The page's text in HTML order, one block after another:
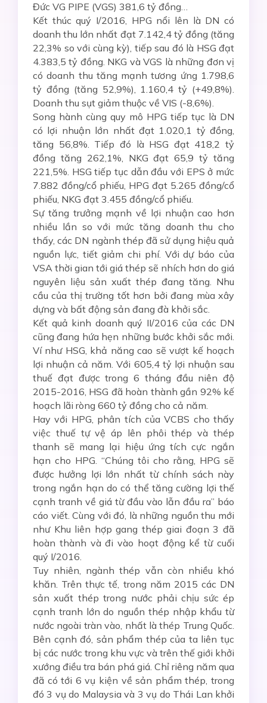
Đức VG PIPE (VGS) 381,6 tỷ đồng…
Kết thúc quý I/2016, HPG nổi lên là DN có
doanh thu lớn nhất đạt 7.142,4 tỷ đồng (tăng
22,3% so với cùng kỳ), tiếp sau đó là HSG đạt
4.383,5 tỷ đồng. NKG và VGS là những đơn vị
có doanh thu tăng mạnh tương ứng 1.798,6
tỷ đồng (tăng 52,9%), 1.160,4 tỷ (+49,8%).
Doanh thu sụt giảm thuộc về VIS (-8,6%).
Song hành cùng quy mô HPG tiếp tục là DN
có lợi nhuận lớn nhất đạt 1.020,1 tỷ đồng,
tăng 56,8%. Tiếp đó là HSG đạt 418,2 tỷ
đồng tăng 262,1%, NKG đạt 65,9 tỷ tăng
221,5%. HSG tiếp tục dẫn đầu với EPS ở mức
7.882 đồng/cổ phiếu, HPG đạt 5.265 đồng/cổ
phiếu, NKG đạt 3.455 đồng/cổ phiếu.
Sự tăng trưởng mạnh về lợi nhuận cao hơn
nhiều lần so với mức tăng doanh thu cho
thấy, các DN ngành thép đã sử dụng hiệu quả
nguồn lực, tiết giảm chi phí. Với dự báo của
VSA thời gian tới giá thép sẽ nhích hơn do giá
nguyên liệu sản xuất thép đang tăng. Nhu
cầu của thị trường tốt hơn bởi đang mùa xây
dựng và bất động sản đang đà khởi sắc.
Kết quả kinh doanh quý II/2016 của các DN
cũng đang hứa hẹn những bước khởi sắc mới.
Ví như HSG, khả năng cao sẽ vượt kế hoạch
lợi nhuận cả năm. Với 605,4 tỷ lợi nhuận sau
thuế đạt được trong 6 tháng đầu niên độ
2015-2016, HSG đã hoàn thành gần 92% kế
hoạch lãi ròng 660 tỷ đồng cho cả năm.
Hay với HPG, phân tích của VCBS cho thấy
việc thuế tự vệ áp lên phôi thép và thép
thanh sẽ mang lại hiệu ứng tích cực ngắn
hạn cho HPG. “Chúng tôi cho rằng, HPG sẽ
được hưởng lợi lớn nhất từ chính sách này
trong ngắn hạn do có thể tăng cường lợi thế
cạnh tranh về giá từ đầu vào lẫn đầu ra” báo
cáo viết. Cùng với đó, là những nguồn thu mới
như Khu liên hợp gang thép giai đoạn 3 đã
hoàn thành và đi vào hoạt động kể từ cuối
quý I/2016.
Tuy nhiên, ngành thép vẫn còn nhiều khó
khăn. Trên thực tế, trong năm 2015 các DN
sản xuất thép trong nước phải chịu sức ép
cạnh tranh lớn do nguồn thép nhập khẩu từ
nước ngoài tràn vào, nhất là thép Trung Quốc.
Bên cạnh đó, sản phẩm thép của ta liên tục
bị các nước trong khu vực và trên thế giới khởi
xướng điều tra bán phá giá. Chỉ riêng năm qua
đã có tới 6 vụ kiện về sản phẩm thép, trong
đó 3 vụ do Malaysia và 3 vụ do Thái Lan khởi